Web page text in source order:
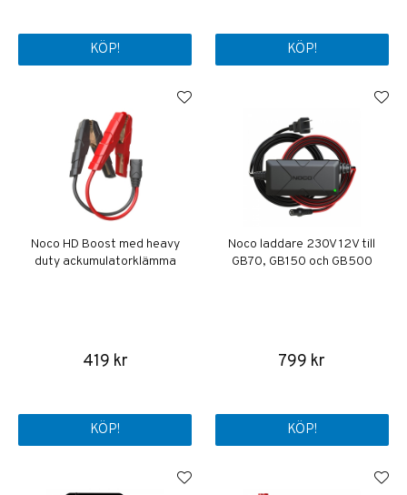
KÖP! KÖP!
Noco HD Boost med heavy
duty ackumulatorklämma
419 kr
KÖP!
Noco laddare 230V 12V till
GB70, GB150 och GB500
799 kr
KÖP!